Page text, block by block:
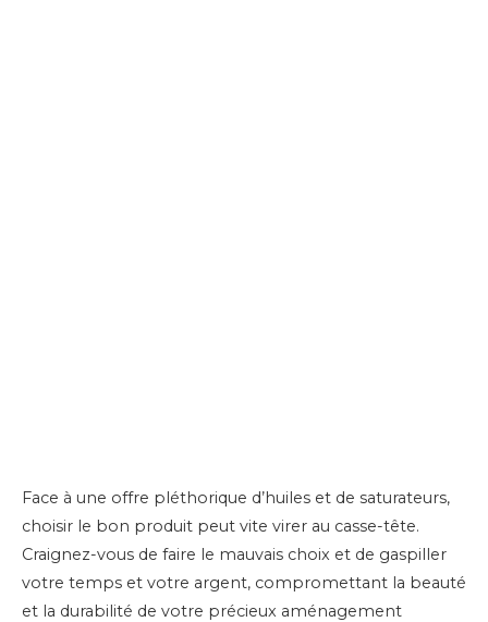
Face à une offre pléthorique d’huiles et de saturateurs,
choisir le bon produit peut vite virer au casse-tête.
Craignez-vous de faire le mauvais choix et de gaspiller
votre temps et votre argent, compromettant la beauté
et la durabilité de votre précieux aménagement